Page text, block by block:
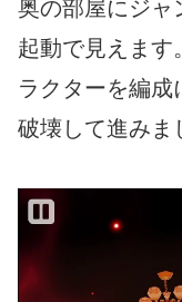
奥の部屋にジャ
起動で見えます
ラクターを編成
破壊して進みま